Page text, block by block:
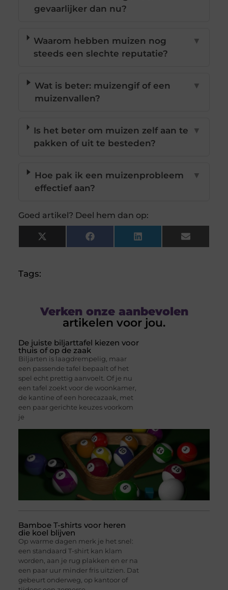
gevaarlijker dan nu?
Waarom hebben muizen nog
steeds een slechte reputatie?
▼
Wat is beter: muizengif of een
muizenvallen?
▼
Is het beter om muizen zelf aan te
pakken of uit te besteden?
▼
Hoe pak ik een muizenprobleem
effectief aan?
▼
Goed artikel? Deel hem dan op:
X
(Twitter)
Facebook LinkedIn Email
Tags:
Verken onze aanbevolen
artikelen voor jou.
De juiste biljarttafel kiezen voor
thuis of op de zaak
Biljarten is laagdrempelig, maar
een passende tafel bepaalt of het
spel echt prettig aanvoelt. Of je nu
een tafel zoekt voor de woonkamer,
de kantine of een horecazaak, met
een paar gerichte keuzes voorkom
je
Bamboe T-shirts voor heren
die koel blijven
Op warme dagen merk je het snel:
een standaard T-shirt kan klam
worden, aan je rug plakken en er na
een paar uur minder fris uitzien. Dat
gebeurt onderweg, op kantoor of